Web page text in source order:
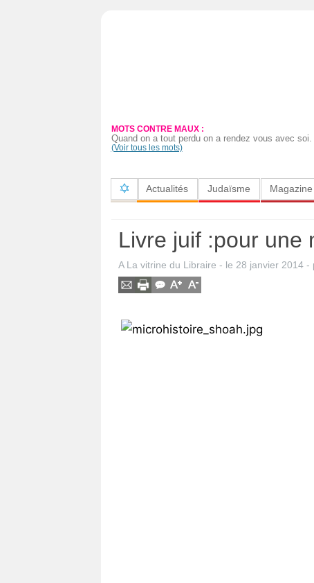
MOTS CONTRE MAUX :
Quand on a tout perdu on a rendez vous avec soi.
(Voir tous les mots)
Actualités Judaïsme Magazine
Livre juif :pour une
A La vitrine du Libraire - le 28 janvier 2014-